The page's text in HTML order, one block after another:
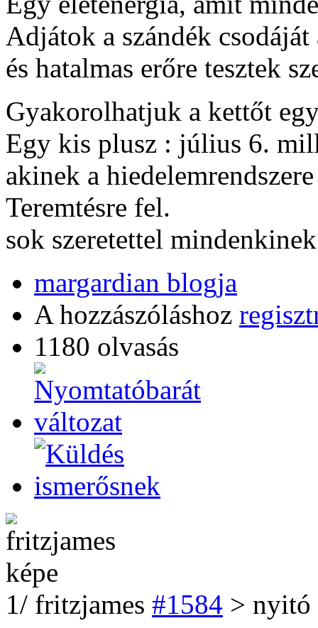
Adjátok a szándék
és hatalmas erőre tesztek
Gyakorolhatjuk a kettőt
Egy kis plusz : július 6.
akinek a
Teremtésre fel.
sok szeretettel mindenkinek
margardian blogja
A hozzászóláshoz
1180 olvasás
1/ fritzjames #1584 > nyitó